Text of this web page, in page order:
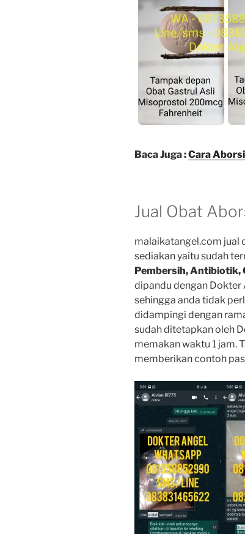
Baca Juga :Cara
Jual Obat
malaikatangel.com jual
sediakan yaitu sudah
Pembersih, Antibiotik,
dipandu dengan Dokter
sehingga anda tidak
didampingi dengan
sudah ditetapkan oleh
memakan waktu 1 jam.
memberikan contoh